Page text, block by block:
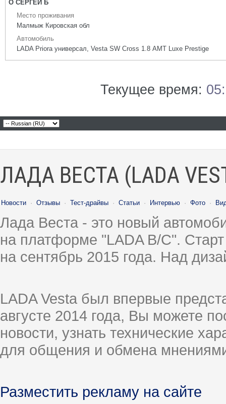
О СЕРГЕЙ Б
Место проживания
Малмыж Кировская обл
Автомобиль
LADA Priora универсал, Vesta SW Cross 1.8 АМТ Luxe Prestige
Текущее время:
ЛАДА ВЕСТА (LADA
Новости · Отзывы · Тест-драйвы · Статьи · Интервью · Фото ·
Лада Веста - это новый
на платформе "LADA B/C".
на сентябрь 2015 года. Над
LADA Vesta был впервые
августе 2014 года, Вы можете
новости, узнать технические
для общения и обмена
Разместить рекламу на сайте